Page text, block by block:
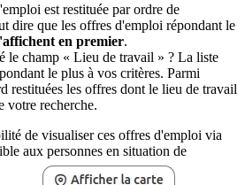
est restituée par ordre de
dire que les offres d'emploi répondant le
en premier.
le champ « Lieu de travail » ? La liste
le plus à vos critères. Parmi
restituées les offres dont le lieu de travail
votre recherche.
de visualiser ces offres d'emploi via
aux personnes en situation de